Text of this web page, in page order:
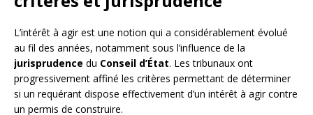
L’intérêt à agir est une notion qui a considérablement évolué
au fil des années, notamment sous l’influence de la
jurisprudence du Conseil d’État. Les tribunaux ont
progressivement affiné les critères permettant de déterminer
si un requérant dispose effectivement d’un intérêt à agir contre
un permis de construire.